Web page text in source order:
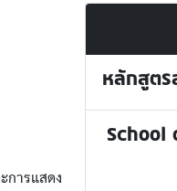
การแสดง
หลักสูต
School